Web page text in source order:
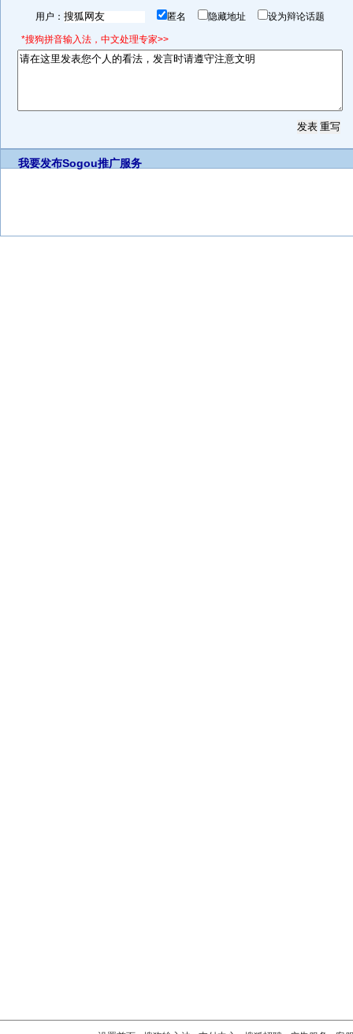
用户： 匿名 隐藏地址 设为辩论话题
*搜狗拼音输入法，中文处理专家>>
我要发布Sogou推广服务